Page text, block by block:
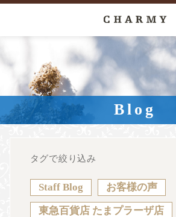
New Arrival
About
Engagement Ring
Anniversary
Blog
タグで絞り込み
Staff Blog お客様の声
東急百貨店 たまプラーザ店